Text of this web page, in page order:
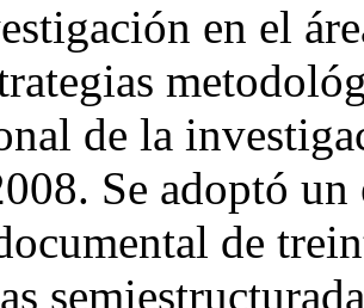
en el
de la
Se adoptó
de